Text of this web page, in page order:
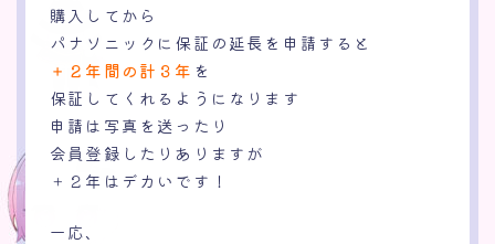
購入してから
パナソニックに保証の延長を申請すると
＋２年間の計３年 を
保証してくれるようになります
申請は写真を送ったり
会員登録したりありますが
＋２年はデカいです！
一応、